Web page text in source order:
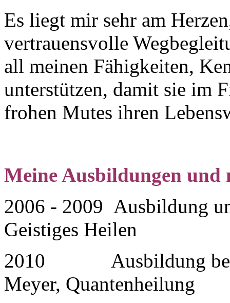
Es liegt mir sehr am
vertrauensvolle
all meinen Fähigkeiten,
unterstützen, damit sie im
frohen Mutes ihren
Meine Ausbildungen und
2006 - 2009 Ausbildung
Geistiges Heilen
2010 Ausbildung bei
Meyer, Quantenheilung